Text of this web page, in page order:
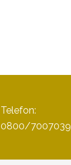
Telefon:
0800/7007039